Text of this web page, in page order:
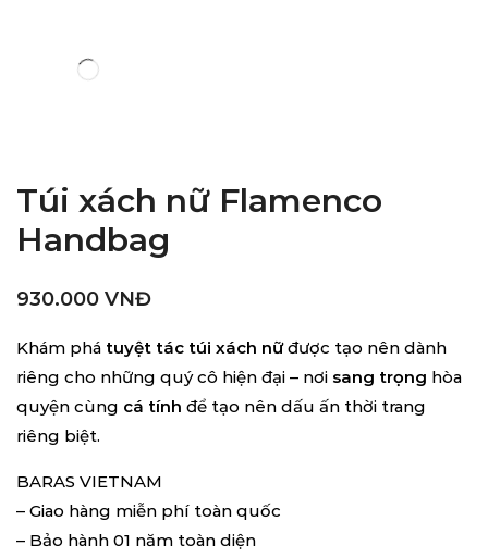
Túi xách nữ Flamenco
Handbag
930.000 VNĐ
Khám phá tuyệt tác túi xách nữđược tạo nên dành
riêng cho những quý cô hiện đại – nơi sang trọng hòa
quyện cùng cá tính để tạo nên dấu ấn thời trang
riêng biệt.
BARAS VIETNAM
– Giao hàng miễn phí toàn quốc
– Bảo hành 01 năm toàn diện